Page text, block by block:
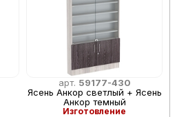
арт. 59177-430
Ясень Анкор светлый + Ясень
Анкор темный
Изготовление